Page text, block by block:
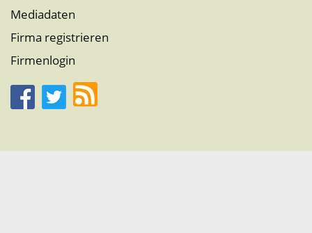
Mediadaten
Firma registrieren
Firmenlogin